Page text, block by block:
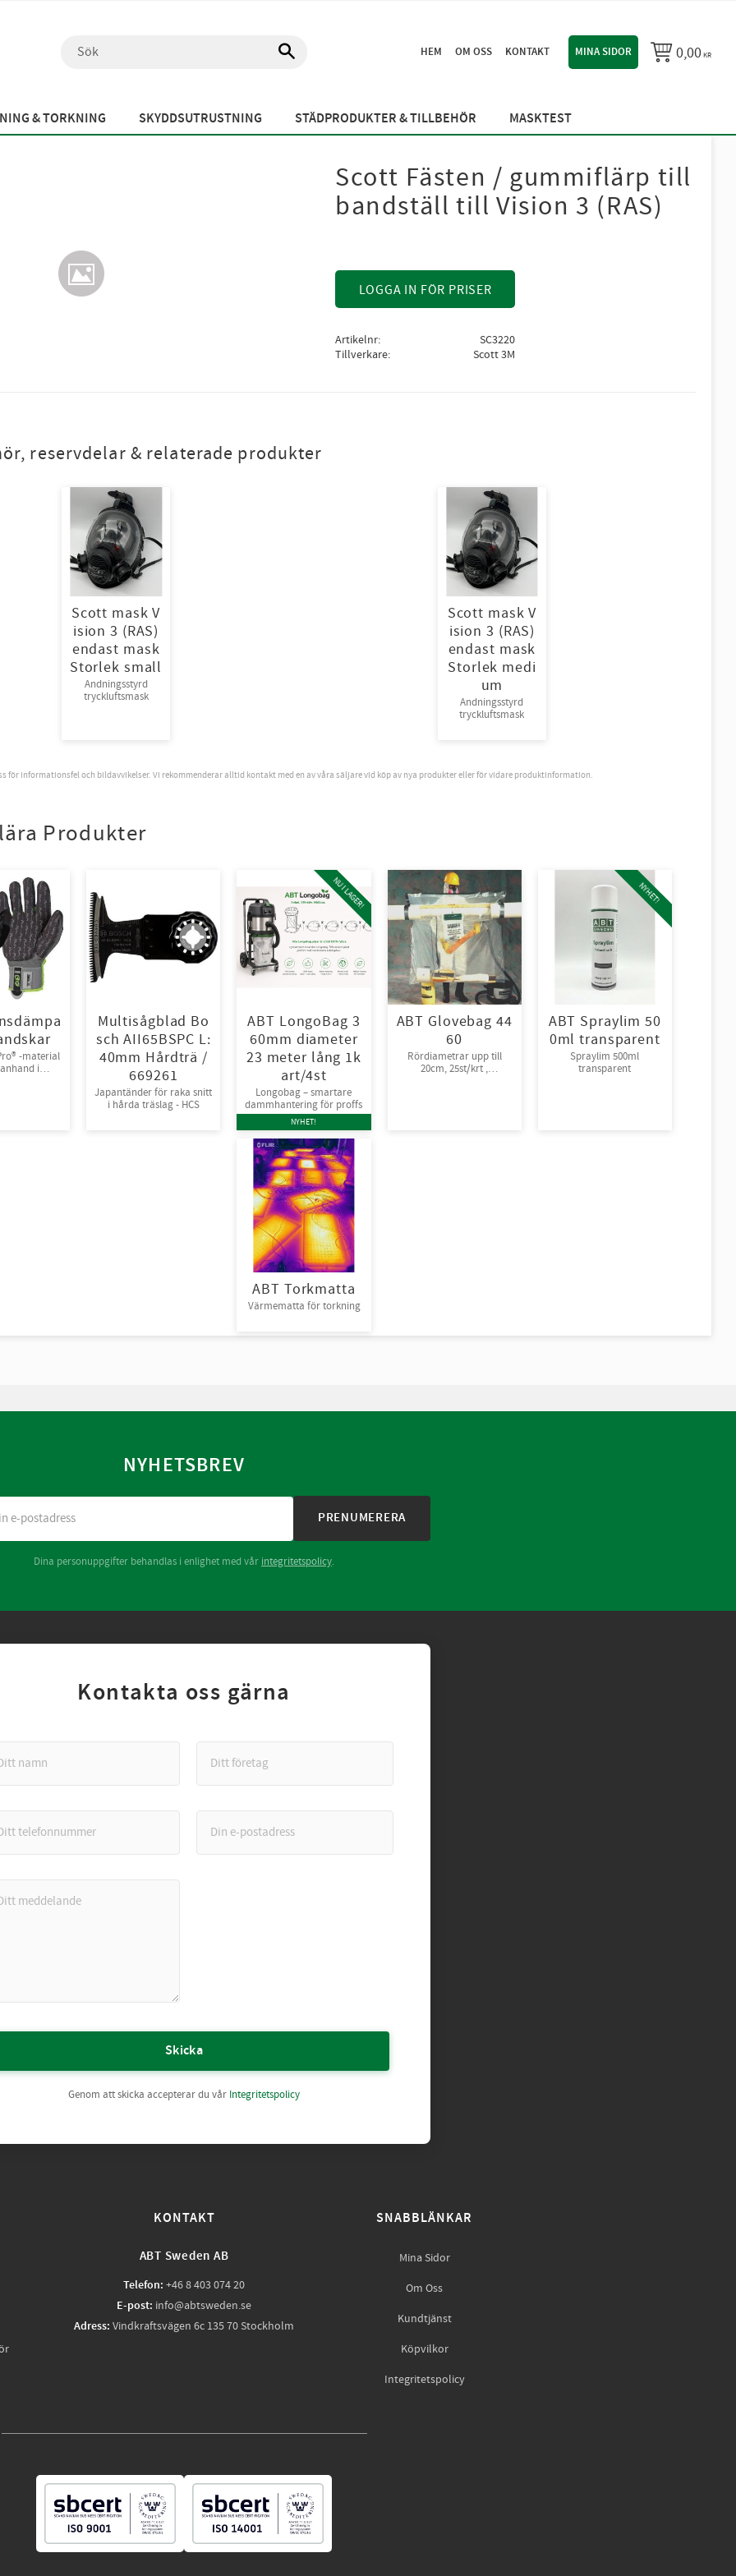
HEM OM OSS KONTAKT MINA SIDOR 0,00KR
& TORKNING SKYDDSUTRUSTNING STÄDPRODUKTER & TILLBEHÖR MASKTEST
Scott Fästen / gummiflärp till
bandställ till Vision 3 (RAS)
LOGGA IN FÖR PRISER
Artikelnr
SC3220
Tillverkare
Scott 3M
reservdelar & relaterade produkter
Scott mask V
ision 3 (RAS)
endast mask
Storlek small
Andningsstyrd
tryckluftsmask
Scott mask V
ision 3 (RAS)
endast mask
Storlek medi
um
Andningsstyrd
tryckluftsmask
för informationsfel och bildavvikelser. Vi rekommenderar alltid kontakt med en av våra säljare vid köp av nya produkter eller för vidare produktinformation.
Produkter
-material
i
Multisågblad Bo
sch AII65BSPC L:
40mm Hårdträ /
669261
Japantänder för raka snitt
i hårda träslag - HCS
ABT LongoBag 3
60mm diameter
23 meter lång 1k
art/4st
Longobag – smartare
dammhantering för proffs
NU I LAGER!
NYHET!
ABT Glovebag 44
60
Rördiametrar upp till
20cm, 25st/krt ,
ABT Spraylim 50
0ml transparent
Spraylim 500ml
transparent
NYHET!
ABT Torkmatta
Värmematta för torkning
NYHETSBREV
PRENUMERERA
Dina personuppgifter behandlas i enlighet med vår integritetspolicy.
Kontakta oss gärna
Skicka
Genom att skicka accepterar du vår Integritetspolicy
KONTAKT
ABT Sweden AB
Telefon: +46 8 403 074 20
E-post: info@abtsweden.se
Adress: Vindkraftsvägen 6c 135 70 Stockholm
SNABBLÄNKAR
Mina Sidor
Om Oss
Kundtjänst
Köpvilkor
Integritetspolicy